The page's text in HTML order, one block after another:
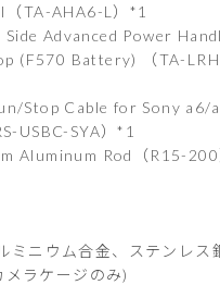
（TA-AHA6-L）*1
Advanced Power
(F570 Battery) （TA-
Stop Cable for Sony a6/
USBC-SYA）*1
Aluminum Rod（R15-200
ミニウム合金、ステンレス
ラケージのみ)